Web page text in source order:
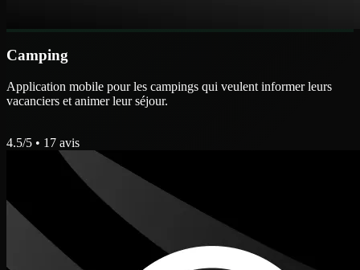
Camping
Application mobile pour les campings qui veulent informer leurs
vacanciers et animer leur séjour.
4.5/5 • 17 avis